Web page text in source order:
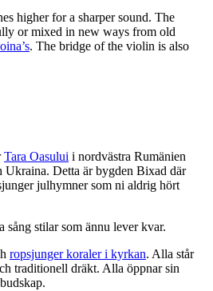
higher for a sharper sound. The
or mixed in new ways from old
. The bridge of the violin is also
Tara Oasului i nordvästra Rumänien
Ukraina. Detta är bygden Bixad där
julhymner som ni aldrig hört
sång stilar som ännu lever kvar.
ropsjunger koraler i kyrkan. Alla står
traditionell dräkt. Alla öppnar sin